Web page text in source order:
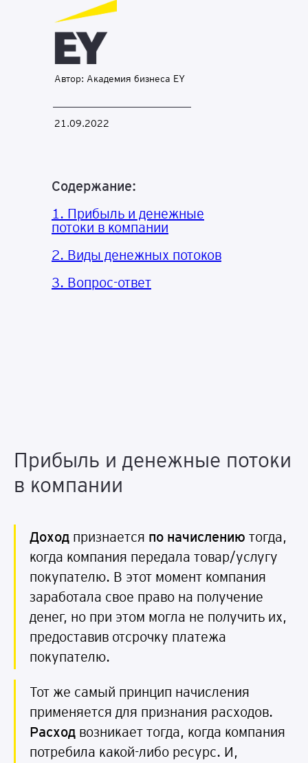
Содержание:
1. Прибыль и денежные
потоки в компании
2. Виды денежных потоков
3. Вопрос-ответ
Автор: Академия бизнеса EY
21.09.2022
Прибыль и денежные потоки
в компании
Доход признается по начислению тогда,
когда компания передала товар/услугу
покупателю. В этот момент компания
заработала свое право на получение
денег, но при этом могла не получить их,
предоставив отсрочку платежа
покупателю.
Тот же самый принцип начисления
применяется для признания расходов.
Расход возникает тогда, когда компания
потребила какой-либо ресурс. И,